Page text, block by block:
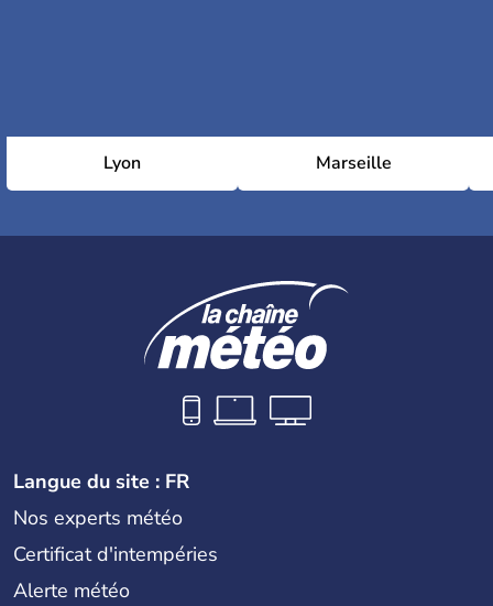
Lyon Marseille
Langue du site : FR
Nos experts météo
Certificat d'intempéries
Alerte météo